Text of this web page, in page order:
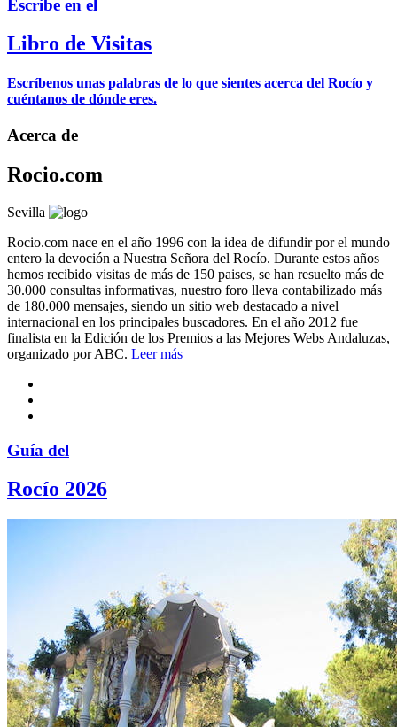
Escribe en el
Libro de Visitas
Escríbenos unas palabras de lo que sientes acerca del Rocío y
cuéntanos de dónde eres.
Acerca de
Rocio.com
Sevilla
Rocio.com nace en el año 1996 con la idea de difundir por el mundo
entero la devoción a Nuestra Señora del Rocío. Durante estos años
hemos recibido visitas de más de 150 paises, se han resuelto más de
30.000 consultas informativas, nuestro foro lleva contabilizado más
de 180.000 mensajes, siendo un sitio web destacado a nivel
internacional en los principales buscadores. En el año 2012 fue
finalista en la Edición de los Premios a las Mejores Webs Andaluzas,
organizado por ABC. Leer más
Guía del
Rocío 2026